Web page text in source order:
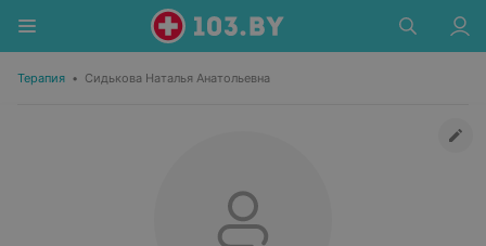
Терапия • Сидькова Наталья Анатольевна